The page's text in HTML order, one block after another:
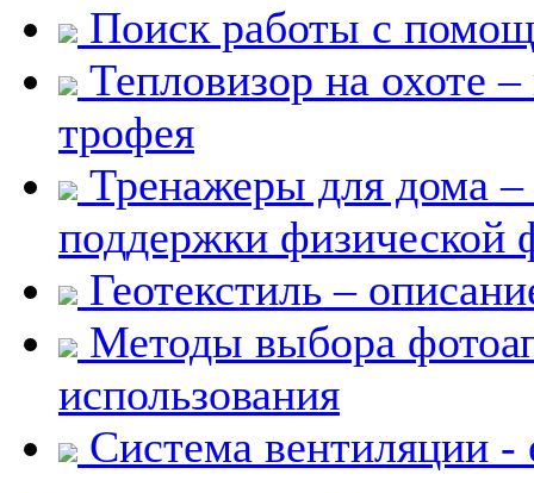
Поиск работы с
Тепловизор на охоте
трофея
Тренажеры для дома
поддержки физической
Геотекстиль –
Методы выбора
использования
Система вентиляции -